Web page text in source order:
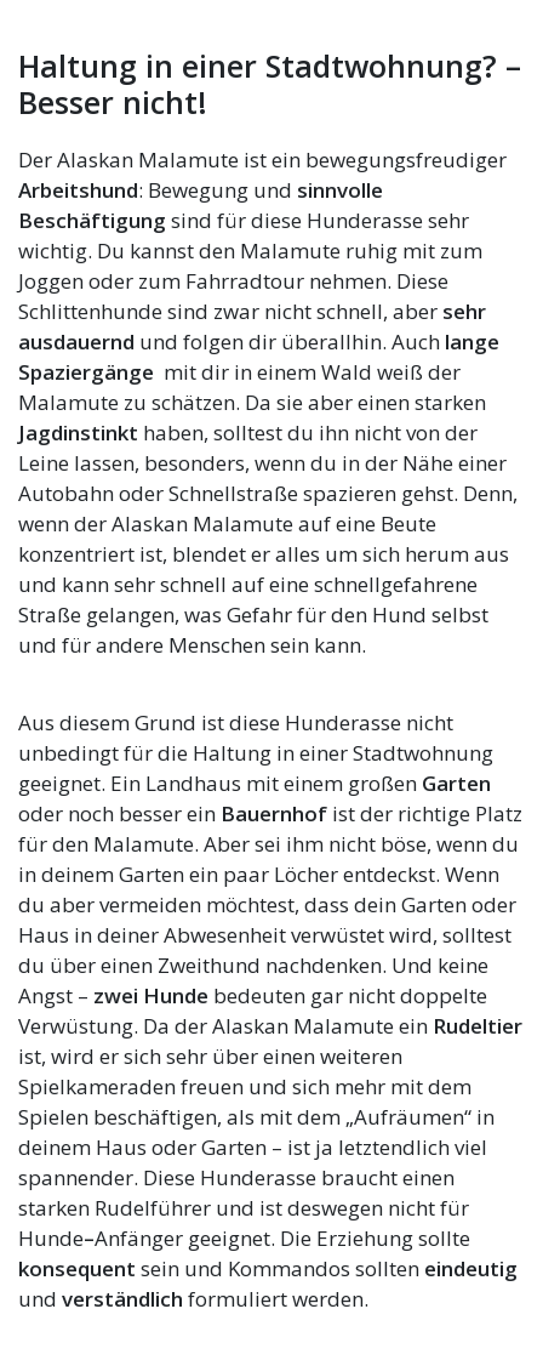
Haltung in einer Stadtwohnung? –
Besser nicht!
Der Alaskan Malamute ist ein bewegungsfreudiger
Arbeitshund: Bewegung und sinnvolle
Beschäftigung sind für diese Hunderasse sehr
wichtig. Du kannst den Malamute ruhig mit zum
Joggen oder zum Fahrradtour nehmen. Diese
Schlittenhunde sind zwar nicht schnell, aber sehr
ausdauernd und folgen dir überallhin. Auch lange
Spaziergänge mit dir in einem Wald weiß der
Malamute zu schätzen. Da sie aber einen starken
Jagdinstinkt haben, solltest du ihn nicht von der
Leine lassen, besonders, wenn du in der Nähe einer
Autobahn oder Schnellstraße spazieren gehst. Denn,
wenn der Alaskan Malamute auf eine Beute
konzentriert ist, blendet er alles um sich herum aus
und kann sehr schnell auf eine schnellgefahrene
Straße gelangen, was Gefahr für den Hund selbst
und für andere Menschen sein kann.
Aus diesem Grund ist diese Hunderasse nicht
unbedingt für die Haltung in einer Stadtwohnung
geeignet. Ein Landhaus mit einem großen Garten
oder noch besser ein Bauernhof ist der richtige Platz
für den Malamute. Aber sei ihm nicht böse, wenn du
in deinem Garten ein paar Löcher entdeckst. Wenn
du aber vermeiden möchtest, dass dein Garten oder
Haus in deiner Abwesenheit verwüstet wird, solltest
du über einen Zweithund nachdenken. Und keine
Angst – zwei Hunde bedeuten gar nicht doppelte
Verwüstung. Da der Alaskan Malamute ein Rudeltier
ist, wird er sich sehr über einen weiteren
Spielkameraden freuen und sich mehr mit dem
Spielen beschäftigen, als mit dem „Aufräumen“ in
deinem Haus oder Garten – ist ja letztendlich viel
spannender. Diese Hunderasse braucht einen
starken Rudelführer und ist deswegen nicht für
Hunde–Anfänger geeignet. Die Erziehung sollte
konsequent sein und Kommandos sollten eindeutig
und verständlich formuliert werden.